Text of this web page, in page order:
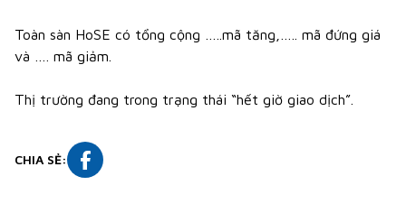
Toàn sàn HoSE có tổng cộng …..mã tăng,….. mã đứng giá
và …. mã giảm.
Thị trường đang trong trạng thái “hết giờ giao dịch”.
CHIA SẺ: